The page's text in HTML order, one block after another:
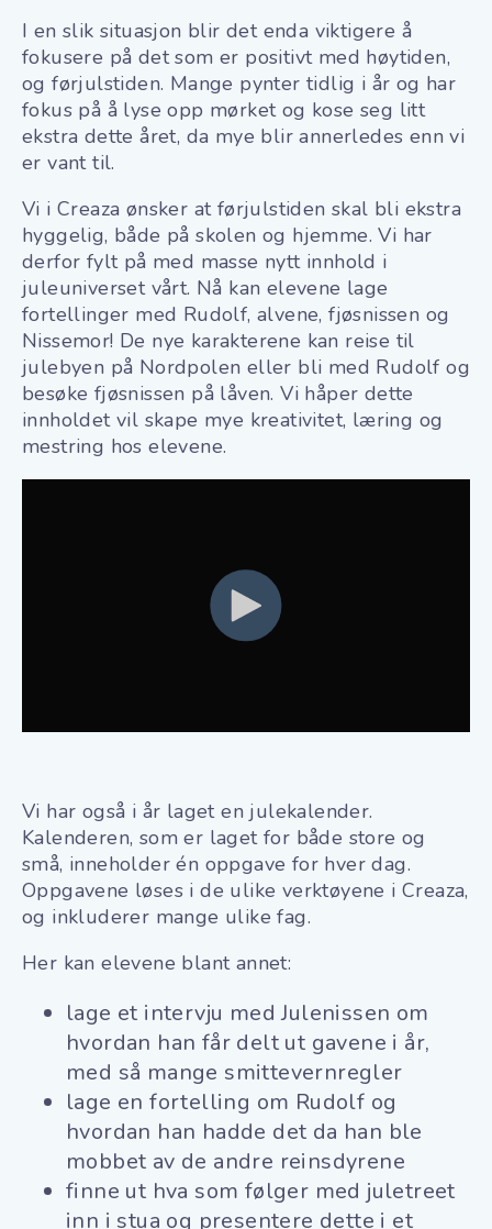
I en slik situasjon blir det enda viktigere å
fokusere på det som er positivt med høytiden,
og førjulstiden. Mange pynter tidlig i år og har
fokus på å lyse opp mørket og kose seg litt
ekstra dette året, da mye blir annerledes enn vi
er vant til.
Vi i Creaza ønsker at førjulstiden skal bli ekstra
hyggelig, både på skolen og hjemme. Vi har
derfor fylt på med masse nytt innhold i
juleuniverset vårt. Nå kan elevene lage
fortellinger med Rudolf, alvene, fjøsnissen og
Nissemor! De nye karakterene kan reise til
julebyen på Nordpolen eller bli med Rudolf og
besøke fjøsnissen på låven. Vi håper dette
innholdet vil skape mye kreativitet, læring og
mestring hos elevene.
Vi har også i år laget en julekalender.
Kalenderen, som er laget for både store og
små, inneholder én oppgave for hver dag.
Oppgavene løses i de ulike verktøyene i Creaza,
og inkluderer mange ulike fag.
Her kan elevene blant annet:
lage et intervju med Julenissen om
hvordan han får delt ut gavene i år,
med så mange smittevernregler
lage en fortelling om Rudolf og
hvordan han hadde det da han ble
mobbet av de andre reinsdyrene
finne ut hva som følger med juletreet
inn i stua og presentere dette i et